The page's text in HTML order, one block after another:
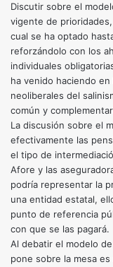
Discutir sobre el
vigente de
cual se ha optado
reforzándolo con los
individuales
ha venido haciendo
neoliberales del
común y
La discusión sobre el
efectivamente las
el tipo de
Afore y las
podría representar la
una entidad estatal,
punto de referencia
con que se las pagará.
Al debatir el modelo
pone sobre la mesa